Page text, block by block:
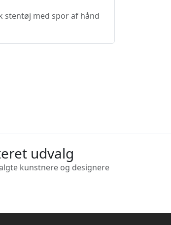
stentøj med spor af hånd
udvalg
kunstnere og designere